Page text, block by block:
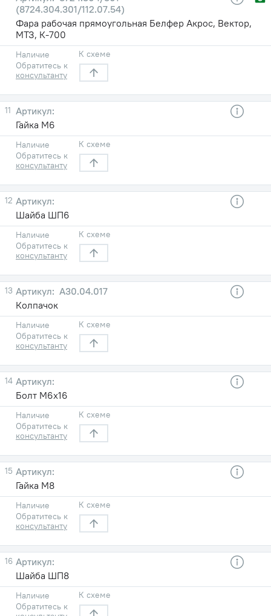
(8724.304.301/112.07.54)
Фара рабочая прямоугольная Белфер Акрос, Вектор,
МТЗ, К-700
Наличие
Обратитесь к
консультанту
К схеме
11
Гайка М6
Наличие
Обратитесь к
консультанту
К схеме
12
Шайба ШП6
Наличие
Обратитесь к
консультанту
К схеме
13
А30.04.017
Колпачок
Наличие
Обратитесь к
консультанту
К схеме
14
Болт М6х16
Наличие
Обратитесь к
консультанту
К схеме
15
Гайка М8
Наличие
Обратитесь к
консультанту
К схеме
16
Шайба ШП8
Наличие
Обратитесь к
К схеме